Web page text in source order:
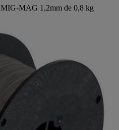
MAG 1,2mm de 0,8 kg